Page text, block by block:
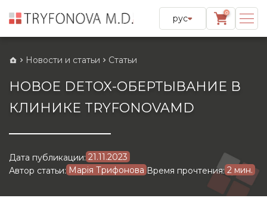
рус
0
Новости и статьи Статьи
НОВОЕ DETOX-ОБЕРТЫВАНИЕ В
КЛИНИКЕ TRYFONOVAMD
Дата публикации: 21.11.2023
Автор статьи: Марія Трифонова Время прочтения: 2 мин.